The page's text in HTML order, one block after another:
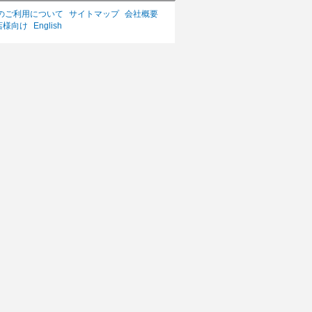
ご利用について サイトマップ
会社概要
様向け
English